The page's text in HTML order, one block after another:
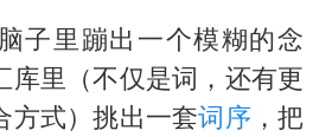
子里蹦出一个模糊的念
库里（不仅是词，还有更
方式）挑出一套词序 ，把